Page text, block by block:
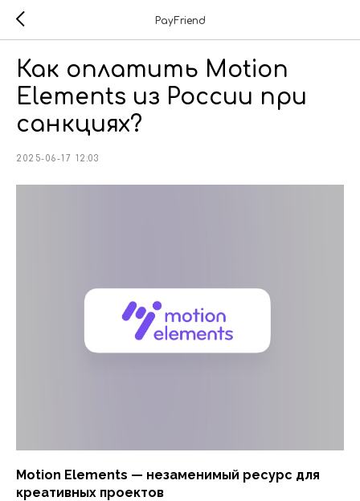
PayFriend
Как оплатить Motion
Elements из России при
санкциях?
2025-06-17 12:03
Motion Elements — незаменимый ресурс для
креативных проектов